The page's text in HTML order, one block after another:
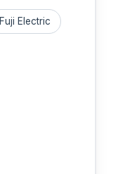
Fuji Electric